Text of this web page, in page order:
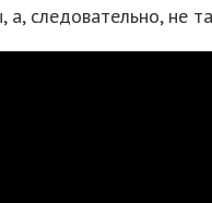
а, следовательно, не